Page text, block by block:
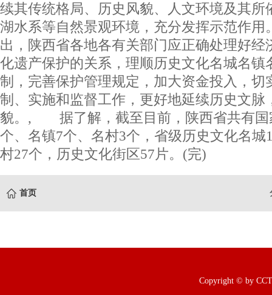
续其传统格局、历史风貌、人文环境及其所
湖水系等自然景观环境，充分发挥示范
出，陕西省各地各有关部门应正确处理好经
化遗产保护的关系，理顺历史文化名城名镇
制，完善保护管理规定，加大资金投入，切
制、实施和监督工作，更好地延续历史文脉
貌。, 据了解，截至目前，陕西省共有国
个、名镇7个、名村3个，省级历史文化名城
村27个，历史文化街区57片。(完)
首页
Copyright © by